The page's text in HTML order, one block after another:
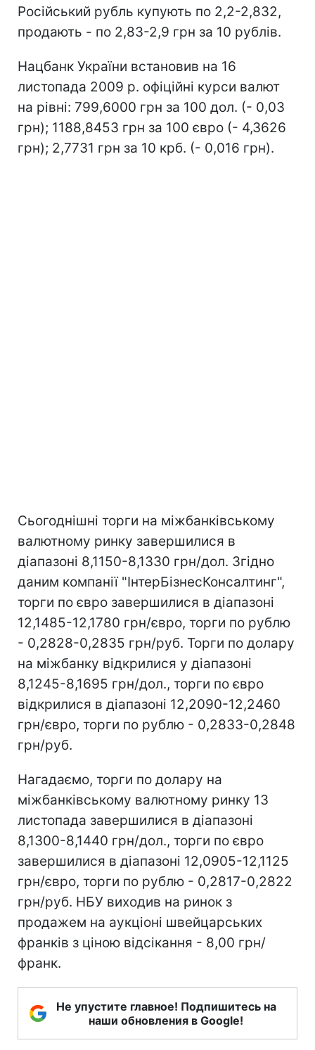
Російський рубль купують по 2,2-2,832,
продають - по 2,83-2,9 грн за 10 рублів.
Нацбанк України встановив на 16
листопада 2009 р. офіційні курси валют
на рівні: 799,6000 грн за 100 дол. (- 0,03
грн); 1188,8453 грн за 100 євро (- 4,3626
грн); 2,7731 грн за 10 крб. (- 0,016 грн).
Сьогоднішні торги на міжбанківському
валютному ринку завершилися в
діапазоні 8,1150-8,1330 грн/дол. Згідно
даним компанії "ІнтерБізнесКонсалтинг",
торги по євро завершилися в діапазоні
12,1485-12,1780 грн/євро, торги по рублю
- 0,2828-0,2835 грн/руб. Торги по долару
на міжбанку відкрилися у діапазоні
8,1245-8,1695 грн/дол., торги по євро
відкрилися в діапазоні 12,2090-12,2460
грн/євро, торги по рублю - 0,2833-0,2848
грн/руб.
Нагадаємо, торги по долару на
міжбанківському валютному ринку 13
листопада завершилися в діапазоні
8,1300-8,1440 грн/дол., торги по євро
завершилися в діапазоні 12,0905-12,1125
грн/євро, торги по рублю - 0,2817-0,2822
грн/руб. НБУ виходив на ринок з
продажем на аукціоні швейцарських
франків з ціною відсікання - 8,00 грн/
франк.
Не упустите главное! Подпишитесь на
наши обновления в Google!